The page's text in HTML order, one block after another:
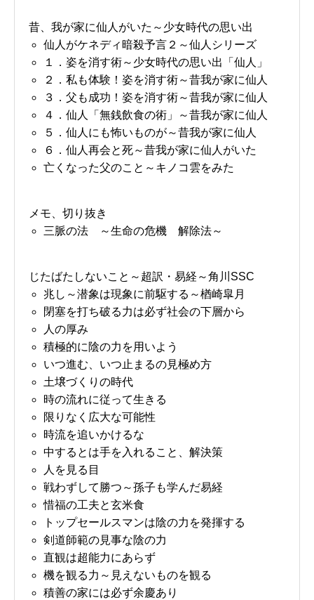
昔、我が家に仙人がいた～少女時代の思い出
仙人がケネディ暗殺予言２～仙人シリーズ
１．姿を消す術～少女時代の思い出「仙人」
２．私も体験！姿を消す術～昔我が家に仙人
３．父も成功！姿を消す術～昔我が家に仙人
４．仙人「無銭飲食の術」～昔我が家に仙人
５．仙人にも怖いものが～昔我が家に仙人
６．仙人再会と死～昔我が家に仙人がいた
亡くなった父のこと～キノコ雲をみた
メモ、切り抜き
三脈の法 ～生命の危機 解除法～
じたばたしないこと～超訳・易経～角川SSC
兆し～潜象は現象に前駆する～楢崎皐月
閉塞を打ち破る力は必ず社会の下層から
人の厚み
積極的に陰の力を用いよう
いつ進む、いつ止まるの見極め方
土壌づくりの時代
時の流れに従って生きる
限りなく広大な可能性
時流を追いかけるな
中するとは手を入れること、解決策
人を見る目
戦わずして勝つ～孫子も学んだ易経
惜福の工夫と玄米食
トップセールスマンは陰の力を発揮する
剣道師範の見事な陰の力
直観は超能力にあらず
機を観る力～見えないものを観る
積善の家には必ず余慶あり